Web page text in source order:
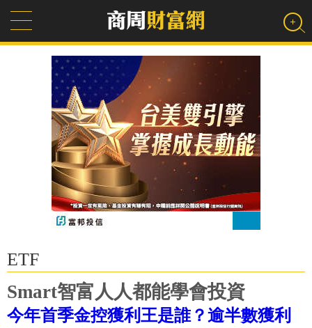
ETF
Smart智富人人都能學會投資
今年首季金控獲利王是誰？逾半數獲利